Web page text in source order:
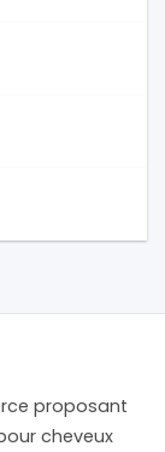
proposant
cheveux